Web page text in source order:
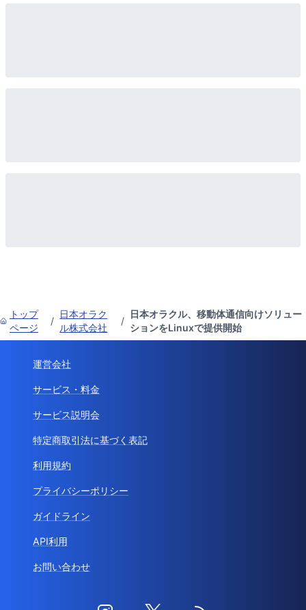
トップ
ページ
/
日本オラク
ル株式会社
/
日本オラクル、移動体通信向けソリュー
ションをLinuxで提供開始
運営会社
サービス・料金
サービス説明会
特定商取引法に基づく表記
利用規約
プライバシーポリシー
ガイドライン
API利用
お問い合わせ